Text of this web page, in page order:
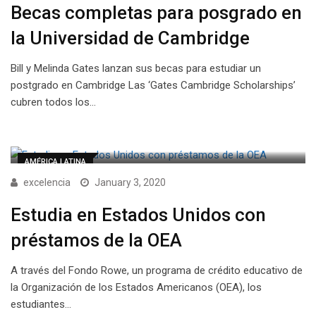
Becas completas para posgrado en
la Universidad de Cambridge
Bill y Melinda Gates lanzan sus becas para estudiar un
postgrado en Cambridge Las ‘Gates Cambridge Scholarships’
cubren todos los…
AMÉRICA LATINA
excelencia January 3, 2020
Estudia en Estados Unidos con
préstamos de la OEA
A través del Fondo Rowe, un programa de crédito educativo de
la Organización de los Estados Americanos (OEA), los
estudiantes…